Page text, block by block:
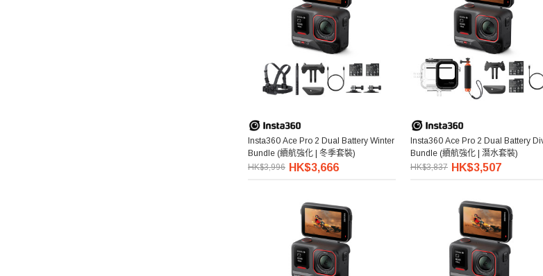
Insta360 Ace Pro 2 Dual Battery Winter
Bundle (續航強化 | 冬季套裝)
HK$3,996 HK$3,666
Insta360 Ace Pro 2 Dual Battery
Bundle (續航強化 | 潛水套裝)
HK$3,837 HK$3,507